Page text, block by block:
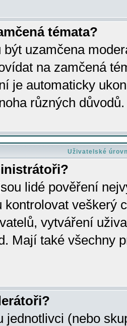
témata?
být uzamčena
na zamčená
je automaticky
různých důvodů.
Uživatelské
lidé pověření
kontrolovat veškerý
vytváření
Mají také všechny
jednotlivci (nebo